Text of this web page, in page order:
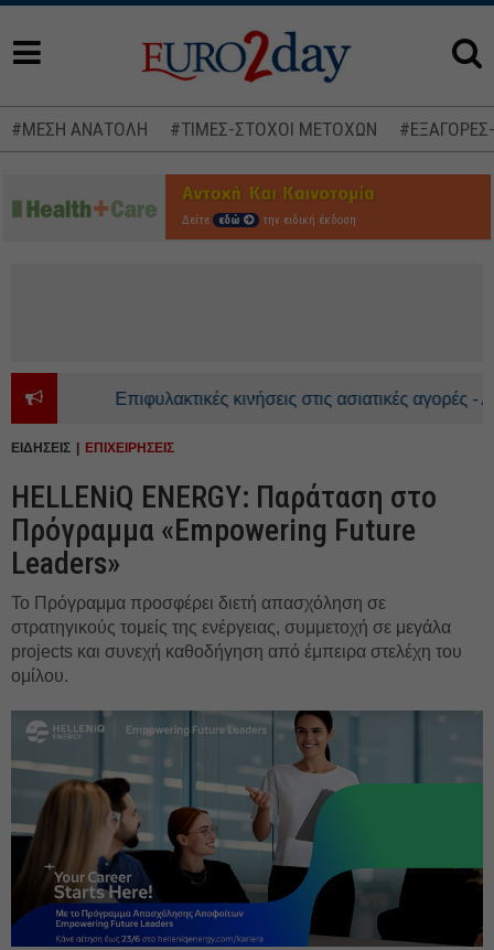
#ΜΕΣΗ ΑΝΑΤΟΛΗ #ΤΙΜΕΣ-ΣΤΟΧΟΙ ΜΕΤΟΧΩΝ
Δείτε εδώ την ειδική έκδοση
Επιφυλακτικές κινήσεις στις ασιατικές αγορές -
ΕΙΔΗΣΕΙΣ ΕΠΙΧΕΙΡΗΣΕΙΣ
HELLENiQ ENERGY: Παράταση στο
Πρόγραμμα «Empowering Future
Leaders»
Το Πρόγραμμα προσφέρει διετή απασχόληση σε
στρατηγικούς τομείς της ενέργειας, συμμετοχή σε μεγάλα
projects και συνεχή καθοδήγηση από έμπειρα στελέχη του
ομίλου.